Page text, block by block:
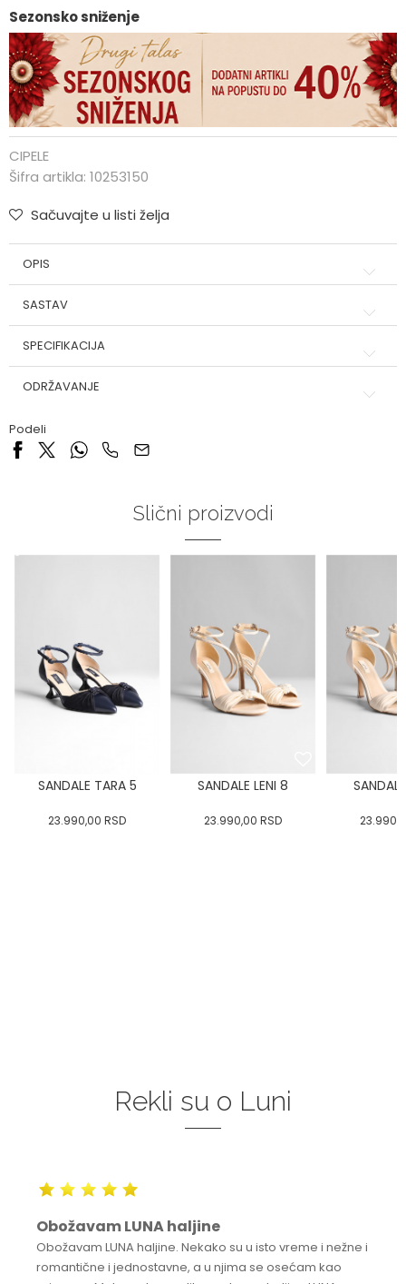
Sezonsko sniženje
CIPELE
Šifra artikla: 10253150
Sačuvajte u listi želja
OPIS
SASTAV
SPECIFIKACIJA
ODRŽAVANJE
Podeli
Slični proizvodi
SANDALE TARA 5
23.990,00 RSD
SANDALE LENI 8
23.990,00 RSD
Rekli su o Luni
Obožavam LUNA haljine
Obožavam LUNA haljine. Nekako su u isto vreme i nežne i
romantične i jednostavne, a u njima se osećam kao